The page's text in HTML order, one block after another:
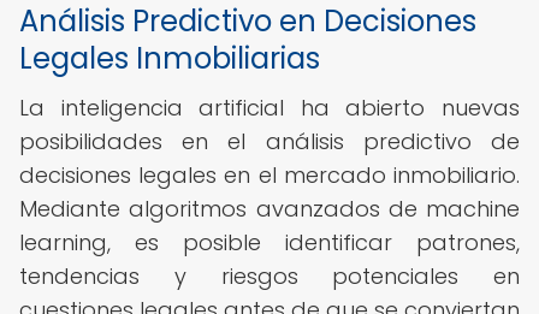
Análisis Predictivo en Decisiones
Legales Inmobiliarias
La inteligencia artificial ha abierto nuevas
posibilidades en el análisis predictivo de
decisiones legales en el mercado inmobiliario.
Mediante algoritmos avanzados de machine
learning, es posible identificar patrones,
tendencias y riesgos potenciales en